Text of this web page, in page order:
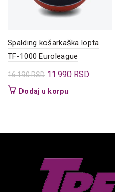
Spalding košarkaška lopta
TF-1000 Euroleague
16.190RSD Originalna
cena
11.990 RSDTrenutna
Dodaj u korpu